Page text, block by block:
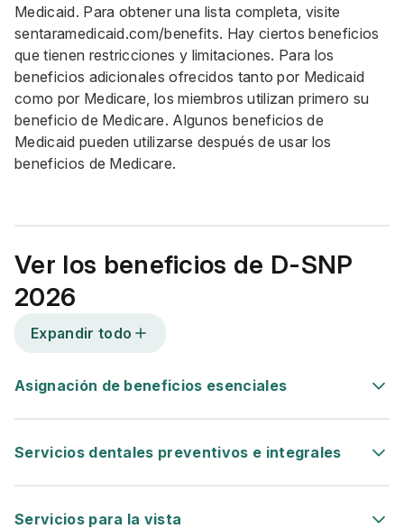
Medicaid. Para obtener una lista completa, visite
sentaramedicaid.com/benefits. Hay ciertos beneficios
que tienen restricciones y limitaciones. Para los
beneficios adicionales ofrecidos tanto por Medicaid
como por Medicare, los miembros utilizan primero su
beneficio de Medicare. Algunos beneficios de
Medicaid pueden utilizarse después de usar los
beneficios de Medicare.
Ver los beneficios de D-SNP
2026
Expandir todo
Asignación de beneficios esenciales
Servicios dentales preventivos e integrales
Servicios para la vista